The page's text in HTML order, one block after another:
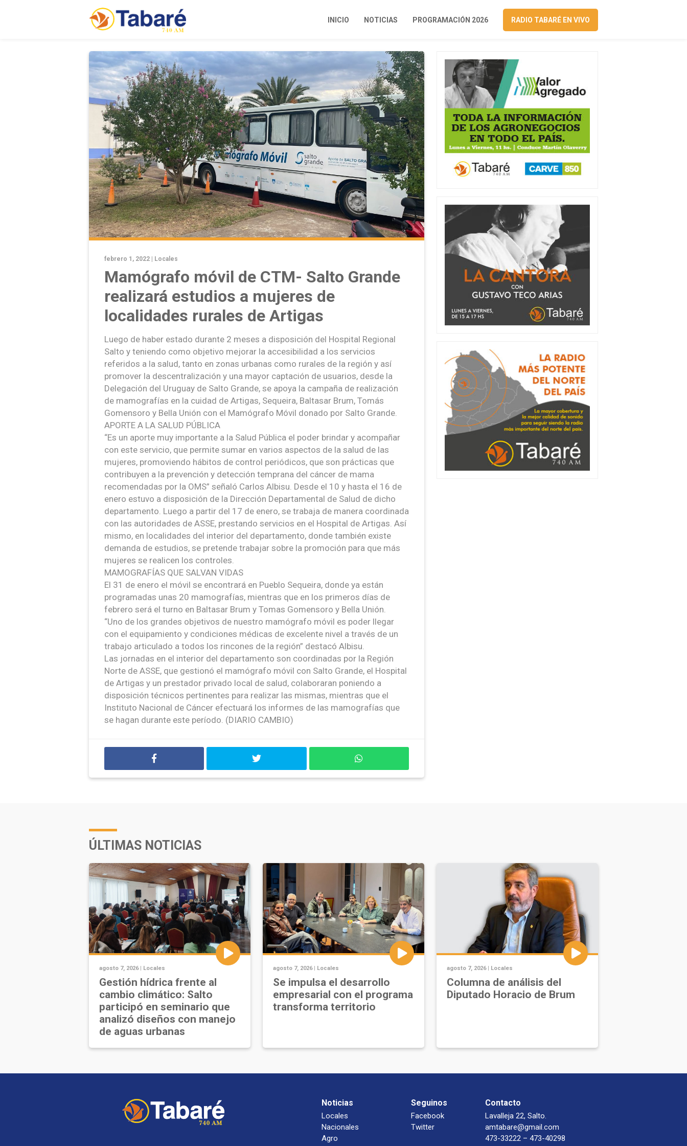
INICIO NOTICIAS PROGRAMACIÓN 2026 RADIO TABARÉ EN VIVO
febrero 1, 2022 | Locales
Mamógrafo móvil de CTM- Salto Grande
realizará estudios a mujeres de
localidades rurales de Artigas
Luego de haber estado durante 2 meses a disposición del Hospital Regional
Salto y teniendo como objetivo mejorar la accesibilidad a los servicios
referidos a la salud, tanto en zonas urbanas como rurales de la región y así
promover la descentralización y una mayor captación de usuarios, desde la
Delegación del Uruguay de Salto Grande, se apoya la campaña de realización
de mamografías en la cuidad de Artigas, Sequeira, Baltasar Brum, Tomás
Gomensoro y Bella Unión con el Mamógrafo Móvil donado por Salto Grande.
APORTE A LA SALUD PÚBLICA
“Es un aporte muy importante a la Salud Pública el poder brindar y acompañar
con este servicio, que permite sumar en varios aspectos de la salud de las
mujeres, promoviendo hábitos de control periódicos, que son prácticas que
contribuyen a la prevención y detección temprana del cáncer de mama
recomendadas por la OMS” señaló Carlos Albisu. Desde el 10 y hasta el 16 de
enero estuvo a disposición de la Dirección Departamental de Salud de dicho
departamento. Luego a partir del 17 de enero, se trabaja de manera coordinada
con las autoridades de ASSE, prestando servicios en el Hospital de Artigas. Así
mismo, en localidades del interior del departamento, donde también existe
demanda de estudios, se pretende trabajar sobre la promoción para que más
mujeres se realicen los controles.
MAMOGRAFÍAS QUE SALVAN VIDAS
El 31 de enero el móvil se encontrará en Pueblo Sequeira, donde ya están
programadas unas 20 mamografías, mientras que en los primeros días de
febrero será el turno en Baltasar Brum y Tomas Gomensoro y Bella Unión.
“Uno de los grandes objetivos de nuestro mamógrafo móvil es poder llegar
con el equipamiento y condiciones médicas de excelente nivel a través de un
trabajo articulado a todos los rincones de la región” destacó Albisu.
Las jornadas en el interior del departamento son coordinadas por la Región
Norte de ASSE, que gestionó el mamógrafo móvil con Salto Grande, el Hospital
de Artigas y un prestador privado local de salud, colaboraran poniendo a
disposición técnicos pertinentes para realizar las mismas, mientras que el
Instituto Nacional de Cáncer efectuará los informes de las mamografías que
se hagan durante este período. (DIARIO CAMBIO)
ÚLTIMAS NOTICIAS
agosto 7, 2026 | Locales
Gestión hídrica frente al
cambio climático: Salto
participó en seminario que
analizó diseños con manejo
de aguas urbanas
agosto 7, 2026 | Locales
Se impulsa el desarrollo
empresarial con el programa
transforma territorio
agosto 7, 2026 | Locales
Columna de análisis del
Diputado Horacio de Brum
Noticias
Locales
Nacionales
Agro
Seguinos
Facebook
Twitter
Contacto
Lavalleja 22, Salto.
amtabare@gmail.com
473-33222 – 473-40298